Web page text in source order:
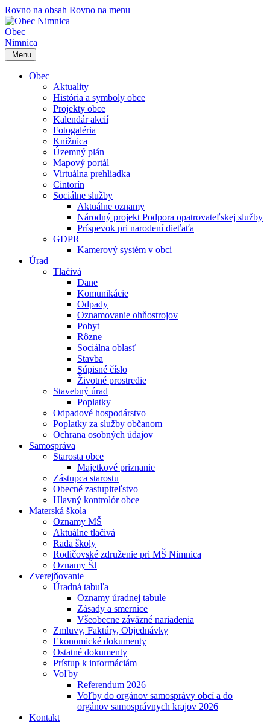
Rovno na obsah Rovno na menu
Obec
Nimnica
Menu
Obec
Aktuality
História a symboly obce
Projekty obce
Kalendár akcií
Fotogaléria
Knižnica
Územný plán
Mapový portál
Virtuálna prehliadka
Cintorín
Sociálne služby
Aktuálne oznamy
Národný projekt Podpora opatrovateľskej služby
Príspevok pri narodení dieťaťa
GDPR
Kamerový systém v obci
Úrad
Tlačivá
Dane
Komunikácie
Odpady
Oznamovanie ohňostrojov
Pobyt
Rôzne
Sociálna oblasť
Stavba
Súpisné číslo
Životné prostredie
Stavebný úrad
Poplatky
Odpadové hospodárstvo
Poplatky za služby občanom
Ochrana osobných údajov
Samospráva
Starosta obce
Majetkové priznanie
Zástupca starostu
Obecné zastupiteľstvo
Hlavný kontrolór obce
Materská škola
Oznamy MŠ
Aktuálne tlačivá
Rada školy
Rodičovské združenie pri MŠ Nimnica
Oznamy ŠJ
Zverejňovanie
Úradná tabuľa
Oznamy úradnej tabule
Zásady a smernice
Všeobecne záväzné nariadenia
Zmluvy, Faktúry, Objednávky
Ekonomické dokumenty
Ostatné dokumenty
Prístup k informáciám
Voľby
Referendum 2026
Voľby do orgánov samosprávy obcí a do
orgánov samosprávnych krajov 2026
Kontakt